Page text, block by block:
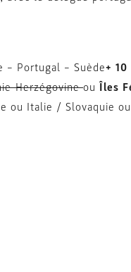
– Portugal – Suède+ 10
Herzégovineou Îles
ou Italie / Slovaquie